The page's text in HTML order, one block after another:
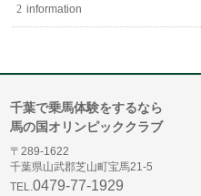
information
千葉で乗馬体験をするなら
馬の国オリンピッククラブ
〒289-1622
千葉県山武郡芝山町宝馬21-5
TEL.0479-77-1929